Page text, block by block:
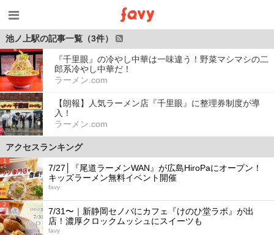
池ノ上駅の記事一覧（3件）
『千里眼』の冷やし中華は一味違う！野菜マシマシの二
郎系冷やし中華だ！
ラーメン.com
【朗報】人気ラーメン店『千里眼』に整理券制度が導
入！
ラーメン.com
アクセスランキング
1
7/27│『尾道ラーメンWAN』が広島HiroPaにオープン！
キッズラーメン無料イベント開催
favy
2
7/31〜｜新静岡セノバにカフェ『けのひ堂ラボ』が出
店！濃厚クロックムッシュにスイーツも
favy